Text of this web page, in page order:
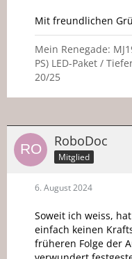
Mit freundlichen
Mein Renegade:
PS) LED-Paket /
20/25
RoboDoc
Mitglied
6. August 2024
Soweit ich weiss,
einfach keinen
früheren Folge der